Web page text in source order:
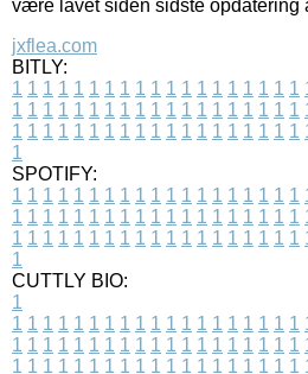
være lavet siden sidste opdatering
jxflea.com
BITLY:
1 1 1 1 1 1 1 1 1 1 1 1 1 1 1 1 1 1 1
1 1 1 1 1 1 1 1 1 1 1 1 1 1 1 1 1 1 1
1 1 1 1 1 1 1 1 1 1 1 1 1 1 1 1 1 1 1
1
SPOTIFY:
1 1 1 1 1 1 1 1 1 1 1 1 1 1 1 1 1 1 1
1 1 1 1 1 1 1 1 1 1 1 1 1 1 1 1 1 1 1
1 1 1 1 1 1 1 1 1 1 1 1 1 1 1 1 1 1 1
1
CUTTLY BIO:
1
1 1 1 1 1 1 1 1 1 1 1 1 1 1 1 1 1 1 1
1 1 1 1 1 1 1 1 1 1 1 1 1 1 1 1 1 1 1
1 1 1 1 1 1 1 1 1 1 1 1 1 1 1 1 1 1 1